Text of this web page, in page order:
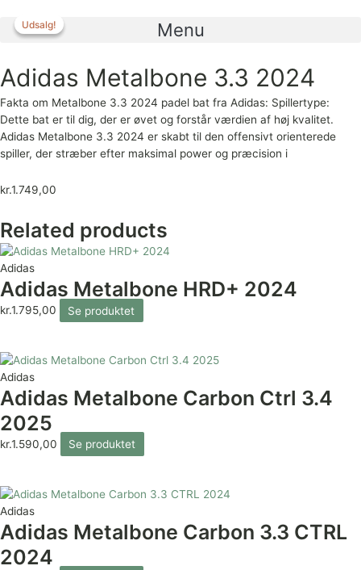
indholdet
Menu
Adidas Metalbone 3.3 2024
Fakta om Metalbone 3.3 2024 padel bat fra Adidas: Spillertype:
Dette bat er til dig, der er øvet og forstår værdien af høj kvalitet.
Adidas Metalbone 3.3 2024 er skabt til den offensivt orienterede
spiller, der stræber efter maksimal power og præcision i
kr.1.749,00
Related products
Adidas
Adidas Metalbone HRD+ 2024
kr.1.795,00 Se produktet
Adidas
Adidas Metalbone Carbon Ctrl 3.4
2025
kr.1.590,00 Se produktet
Adidas
Adidas Metalbone Carbon 3.3 CTRL
2024
Udsalg!
Udsalg!